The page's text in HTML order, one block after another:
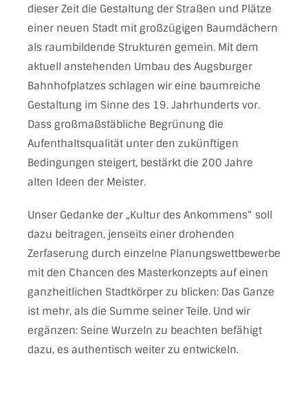
dieser Zeit die Gestaltung der Straßen und Plätze
einer neuen Stadt mit großzügigen Baumdächern
als raumbildende Strukturen gemein. Mit dem
aktuell anstehenden Umbau des Augsburger
Bahnhofplatzes schlagen wir eine baumreiche
Gestaltung im Sinne des 19. Jahrhunderts vor.
Dass großmaßstäbliche Begrünung die
Aufenthaltsqualität unter den zukünftigen
Bedingungen steigert, bestärkt die 200 Jahre
alten Ideen der Meister.
Unser Gedanke der „Kultur des Ankommens“ soll
dazu beitragen, jenseits einer drohenden
Zerfaserung durch einzelne Planungswettbewerbe
mit den Chancen des Masterkonzepts auf einen
ganzheitlichen Stadtkörper zu blicken: Das Ganze
ist mehr, als die Summe seiner Teile. Und wir
ergänzen: Seine Wurzeln zu beachten befähigt
dazu, es authentisch weiter zu entwickeln.